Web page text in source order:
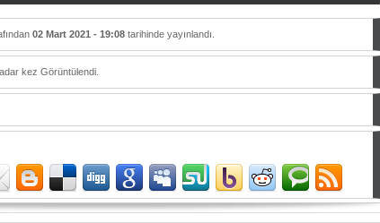
02 Mart 2021 - 19:08tarihinde yayınlandı.
kez Görüntülendi.